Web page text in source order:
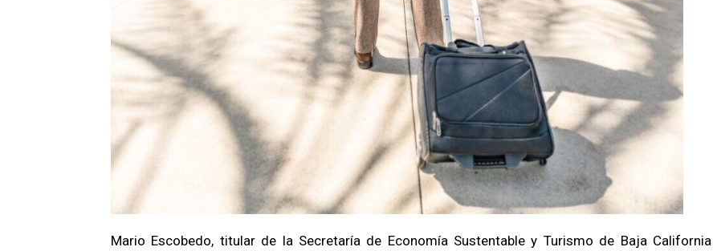
Mario Escobedo, titular de la Secretaría de Economía Sustentable y Turismo de Baja California